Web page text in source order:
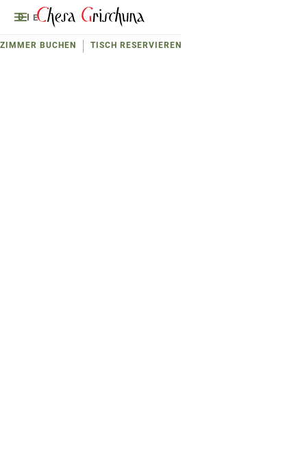
D E
ZIMMER BUCHEN TISCH RESERVIEREN